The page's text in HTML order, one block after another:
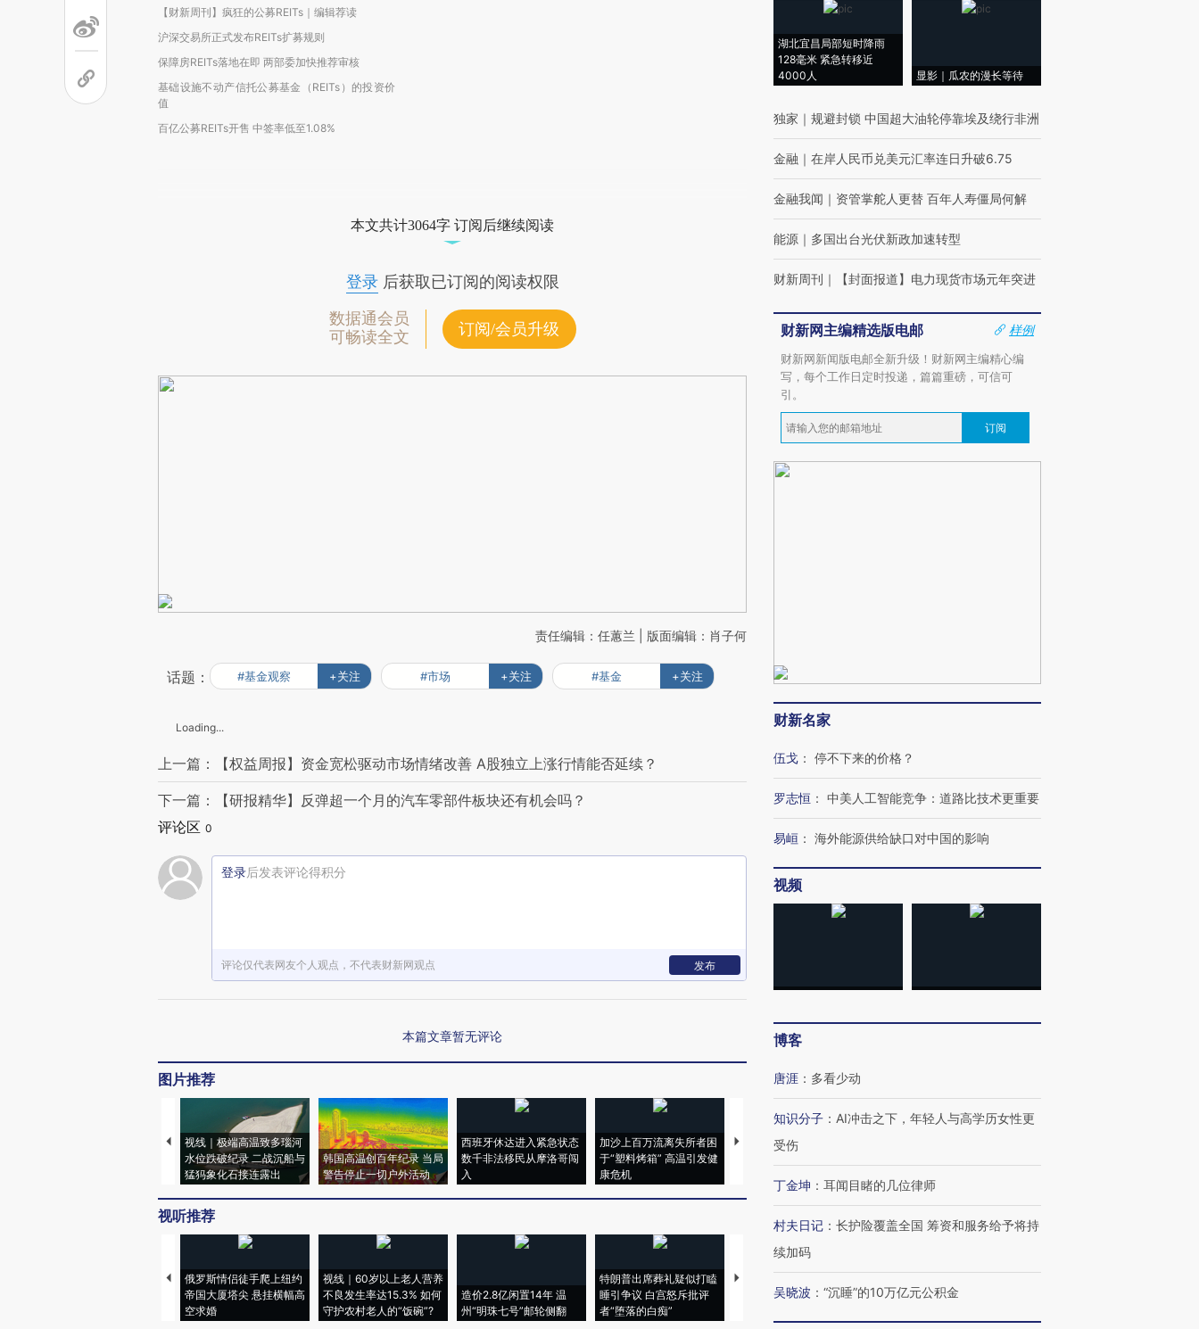
【财新周刊】疯狂的公募REITs｜编辑荐读
沪深交易所正式发布REITs扩募规则
保障房REITs落地在即 两部委加快推荐审核
基础设施不动产信托公募基金（REITs）的投资价
值
百亿公募REITs开售 中签率低至1.08%
本文共计3064字 订阅后继续阅读
登录后获取已订阅的阅读权限
数据通会员
可畅读全文
订阅/会员升级
责任编辑：任蕙兰 | 版面编辑：肖子何
话题： #基金观察 +关注 #市场 +关注 #基金 +关注
Loading...
上一篇：【权益周报】资金宽松驱动市场情绪改善 A股独立上涨行情能否延续？
下一篇：【研报精华】反弹超一个月的汽车零部件板块还有机会吗？
评论区 0
登录后发表评论得积分
评论仅代表网友个人观点，不代表财新网观点 发布
本篇文章暂无评论
图片推荐
视线｜极端高温致多瑙河
水位跌破纪录 二战沉船与
猛犸象化石接连露出
韩国高温创百年纪录 当局
警告停止一切户外活动
西班牙休达进入紧急状态
数千非法移民从摩洛哥闯
入
加沙上百万流离失所者困
于“塑料烤箱” 高温引发健
康危机
视线｜HYROX的吸金
视听推荐
俄罗斯情侣徒手爬上纽约
帝国大厦塔尖 悬挂横幅高
空求婚
视线｜60岁以上老人营养
不良发生率达15.3% 如何
守护农村老人的“饭碗”?
造价2.8亿闲置14年 温
州“明珠七号”邮轮侧翻
特朗普出席葬礼疑似打瞌
睡引争议 白宫怒斥批评
者“堕落的白痴”
视线｜全球最热百城独占
97个 印度如何熬过48°C
38岁梅西上演帽子戏法
湖北宜昌局部短时降雨
128毫米 紧急转移近
4000人
显影｜瓜农的漫长等待
独家 ｜ 规避封锁 中国超大油轮停靠埃及绕行非洲
金融 ｜ 在岸人民币兑美元汇率连日升破6.75
金融我闻 ｜ 资管掌舵人更替 百年人寿僵局何解
能源 ｜ 多国出台光伏新政加速转型
财新周刊 ｜ 【封面报道】电力现货市场元年突进
财新网主编精选版电邮
样例
财新网新闻版电邮全新升级！财新网主编精心编
写，每个工作日定时投递，篇篇重磅，可信可
引。
订阅
财新名家
伍戈 ： 停不下来的价格？
罗志恒 ： 中美人工智能竞争：道路比技术更重要
易峘 ： 海外能源供给缺口对中国的影响
视频
博客
唐涯 ： 多看少动
知识分子 ： AI冲击之下，年轻人与高学历女性更
受伤
丁金坤 ： 耳闻目睹的几位律师
村夫日记 ： 长护险覆盖全国 筹资和服务给予将持
续加码
吴晓波 ： “沉睡”的10万亿元公积金